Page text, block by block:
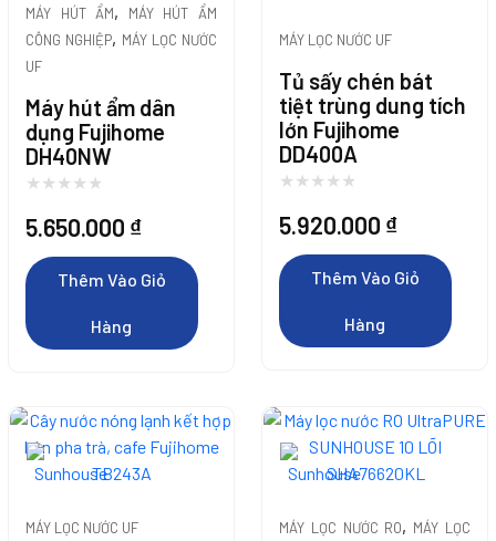
MÁY HÚT ẨM,
MÁY HÚT ẨM
CÔNG NGHIỆP, MÁY LỌC NƯỚC
UF
Máy hút ẩm dân
dụng Fujihome
DH40NW
5.650.000 ₫
Thêm Vào Giỏ
Hàng
MÁY LỌC NƯỚC UF
Tủ sấy chén bát
tiệt trùng dung tích
lớn Fujihome
DD400A
5.920.000 ₫
Thêm Vào Giỏ
Hàng
MÁY LỌC NƯỚC UF MÁY LỌC NƯỚC RO, MÁY LỌC